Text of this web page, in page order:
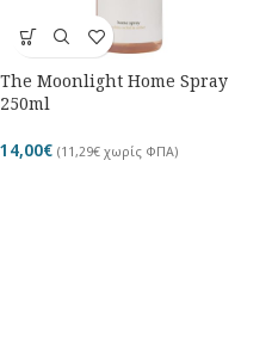
The Moonlight Home Spray
250ml
14,00€ (11,29€ χωρίς ΦΠΑ)